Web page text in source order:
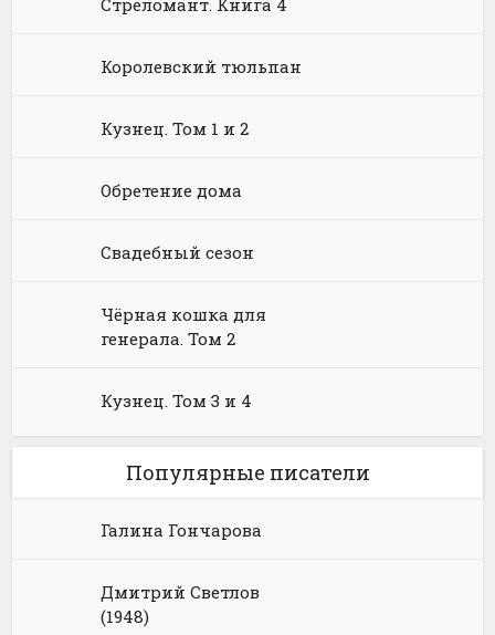
Юмористическая фантастика
Фэнтези про драконов
Юмористическое фэнтези
Королевский тюльпан
Кузнец. Том 1 и 2
Обретение дома
Свадебный сезон
Чёрная кошка для
генерала. Том 2
Кузнец. Том 3 и 4
Популярные писатели
Галина Гончарова
Дмитрий Светлов
(1948)